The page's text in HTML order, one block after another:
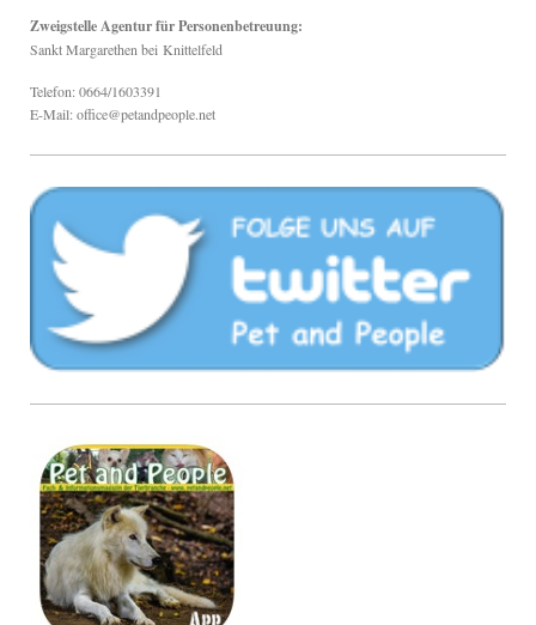
Zweigstelle Agentur für Personenbetreuung:
Sankt Margarethen bei Knittelfeld
Telefon: 0664/1603391
E-Mail: office@petandpeople.net